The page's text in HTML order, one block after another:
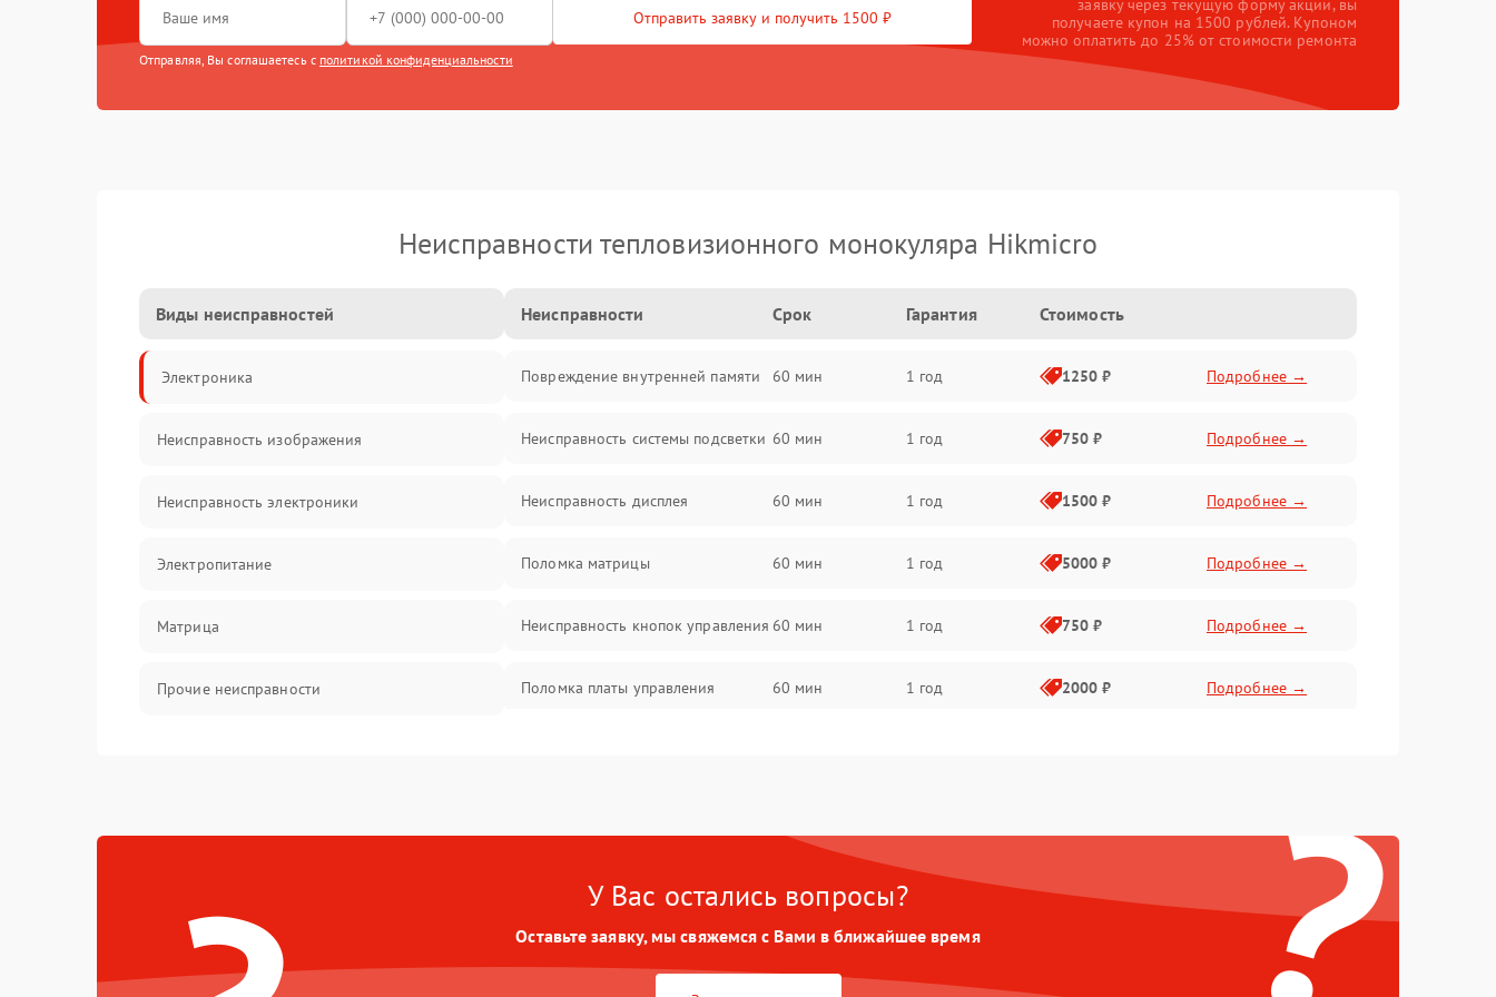
Отправить заявку и получить 1500 ₽
Отправляя, Вы соглашаетесь с политикой конфиденциальности
заявку через текущую форму акции, вы
получаете купон на 1500 рублей. Купоном
можно оплатить до 25% от стоимости ремонта
Неисправности тепловизионного монокуляра Hikmicro
Виды неисправностей
Электроника
Неисправность изображения
Неисправность электроники
Электропитание
Матрица
Прочие неисправности
Оптика
Неисправности Срок Гарантия Стоимость
Повреждение внутренней памяти 60 мин 1 год 1250 ₽ Подробнее →
Неисправность системы подсветки 60 мин 1 год 750 ₽ Подробнее →
Неисправность дисплея 60 мин 1 год 1500 ₽ Подробнее →
Поломка матрицы 60 мин 1 год 5000 ₽ Подробнее →
Неисправность кнопок управления 60 мин 1 год 750 ₽ Подробнее →
Поломка платы управления 60 мин 1 год 2000 ₽ Подробнее →
Поломка разъема для зарядки 60 мин 1 год 500 ₽
Подробнее →
?
У Вас остались вопросы?
Оставьте заявку, мы свяжемся с Вами в ближайшее время